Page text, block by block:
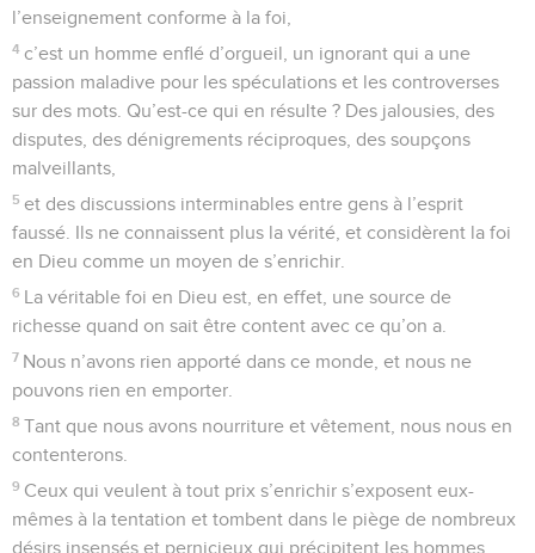
l’enseignement conforme à la foi,
4 c’est un homme enflé d’orgueil, un ignorant qui a une
passion maladive pour les spéculations et les controverses
sur des mots. Qu’est-ce qui en résulte ? Des jalousies, des
disputes, des dénigrements réciproques, des soupçons
malveillants,
5 et des discussions interminables entre gens à l’esprit
faussé. Ils ne connaissent plus la vérité, et considèrent la foi
en Dieu comme un moyen de s’enrichir.
6 La véritable foi en Dieu est, en effet, une source de
richesse quand on sait être content avec ce qu’on a.
7 Nous n’avons rien apporté dans ce monde, et nous ne
pouvons rien en emporter.
8 Tant que nous avons nourriture et vêtement, nous nous en
contenterons.
9 Ceux qui veulent à tout prix s’enrichir s’exposent eux-
mêmes à la tentation et tombent dans le piège de nombreux
désirs insensés et pernicieux qui précipitent les hommes